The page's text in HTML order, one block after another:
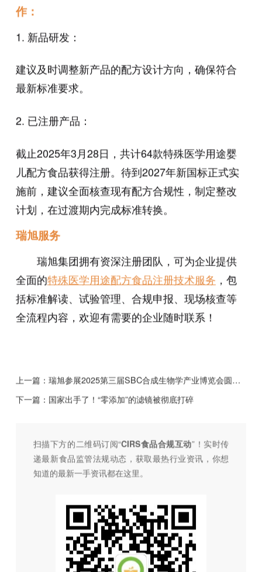
作：
1. 新品研发：
建议及时调整新产品的配方设计方向，确保符合
最新标准要求。
2. 已注册产品：
截止2025年3月28日，共计64款特殊医学用途婴
儿配方食品获得注册。待到2027年新国标正式实
施前，建议全面核查现有配方合规性，制定整改
计划，在过渡期内完成标准转换。
瑞旭服务
瑞旭集团拥有资深注册团队，可为企业提供
全面的特殊医学用途配方食品注册技术服务 ，包
括标准解读、试验管理、合规申报、现场核查等
全流程内容，欢迎有需要的企业随时联系！
上一篇： 瑞旭参展2025第三届SBC合成生物学产业博览会圆满归来
下一篇： 国家出手了！“零添加”的滤镜被彻底打碎
扫描下方的二维码订阅“CIRS食品合规互动”！ 实时传
递最新食品监管法规动态，获取最热行业资讯， 你想
知道的最新一手资讯都在这里。